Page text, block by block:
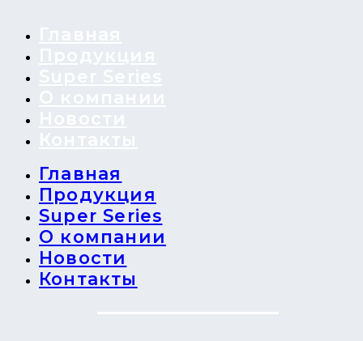
Главная
Продукция
Super Series
О компании
Новости
Контакты